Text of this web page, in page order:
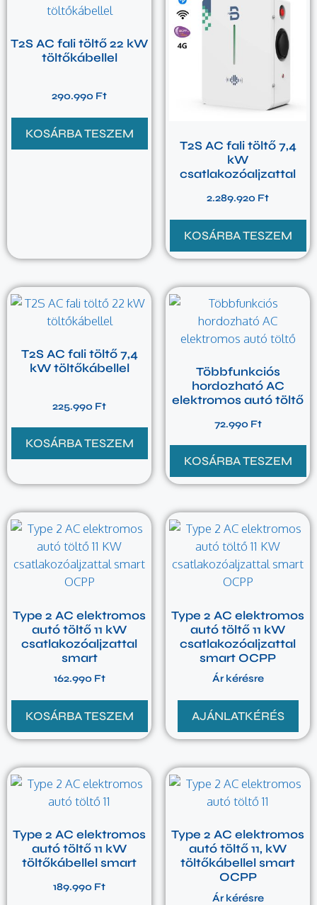
T2S AC fali töltő 22 kW
töltőkábellel
290.990 Ft
KOSÁRBA TESZEM
T2S AC fali töltő 7,4
kW
csatlakozóaljzattal
2.289.920 Ft
KOSÁRBA TESZEM
T2S AC fali töltő 7,4
kW töltőkábellel
225.990 Ft
KOSÁRBA TESZEM
Többfunkciós
hordozható AC
elektromos autó töltő
72.990 Ft
KOSÁRBA TESZEM
Type 2 AC elektromos
autó töltő 11 kW
csatlakozóaljzattal
smart
162.990 Ft
KOSÁRBA TESZEM
Type 2 AC elektromos
autó töltő 11 kW
csatlakozóaljzattal
smart OCPP
Ár kérésre
AJÁNLATKÉRÉS
Type 2 AC elektromos
autó töltő 11 kW
töltőkábellel smart
189.990 Ft
Type 2 AC elektromos
autó töltő 11, kW
töltőkábellel smart
OCPP
Ár kérésre